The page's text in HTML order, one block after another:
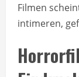
Filmen
intimeren,